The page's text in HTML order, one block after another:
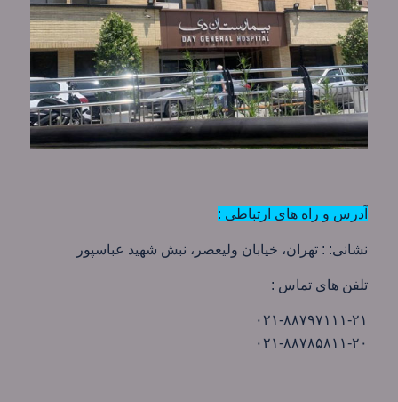
آدرس و راه های ارتباطی :
نشانی: : تهران، خیابان ولیعصر، نبش شهید عباسپور
تلفن های تماس :
۰۲۱-۸۸۷۹۷۱۱۱-۲۱
۰۲۱-۸۸۷۸۵۸۱۱-۲۰